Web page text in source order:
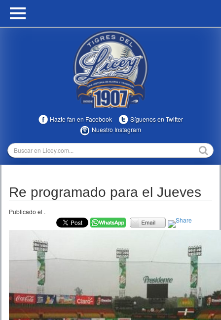
HOME
MULTIMEDIA
TEMPORADAS
Hazte fan en Facebook
Síguenos en Twitter
Nuestro Instagram
Re programado para el Jueves
Publicado el .